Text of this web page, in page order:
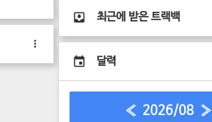
최근에 받은 트랙백
달력
« 2026/08 »